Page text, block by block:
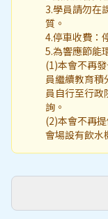
3.學員請勿在
質。
4.停車收費：
5.為響應節能
(1)本會不再
員繼續教育
員自行至行
詢。
(2)本會不再
會場設有飲水